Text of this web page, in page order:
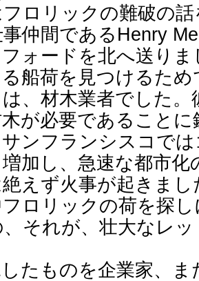
ロリックの難破の話
仲間であるHenry
ォードを北へ送り
船荷を見つけるため
、材木業者でした。
が必要であること
ンフランシスコで
加し、急速な都市
えず火事が起きまし
ロリックの荷を探し
それが、壮大なレ
たものを企業家、ま